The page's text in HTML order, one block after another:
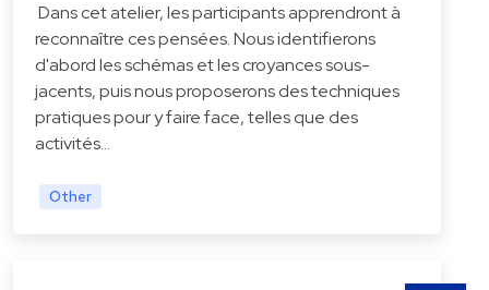
Dans cet atelier, les participants apprendront à
reconnaître ces pensées. Nous identifierons
d'abord les schémas et les croyances sous-
jacents, puis nous proposerons des techniques
pratiques pour y faire face, telles que des
activités…
Other